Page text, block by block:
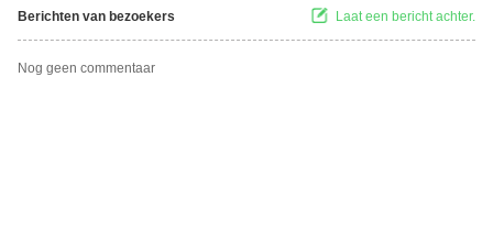
Berichten van bezoekers Laat een bericht achter.
Nog geen commentaar